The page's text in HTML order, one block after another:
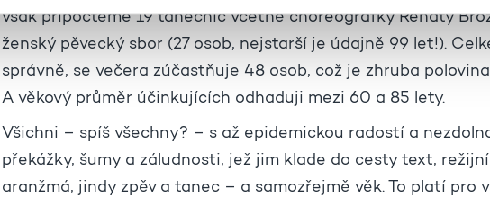
však připočtěme 19 tanečnic včetně choreografky Renaty
ženský pěvecký sbor (27 osob, nejstarší je údajně 99 let!).
správně, se večera zúčastňuje 48 osob, což je zhruba
A věkový průměr účinkujících odhaduji mezi 60 a 85 lety.
Všichni – spíš všechny? – s až epidemickou radostí a
překážky, šumy a záludnosti, jež jim klade do cesty text,
aranžmá, jindy zpěv a tanec – a samozřejmě věk. To platí pro